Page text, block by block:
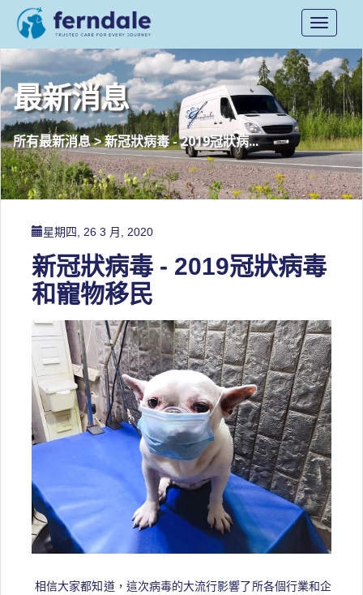
Toggle
最新消息
所有最新消息>新冠狀病毒 - 2019冠狀病...
星期四, 26 3 月, 2020
新冠狀病毒 - 2019冠狀病毒
和寵物移民
相信大家都知道，這次病毒的大流行影響了所各個行業和企